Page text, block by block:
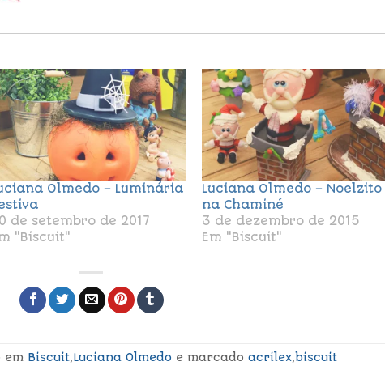
Olmedo – Luminária
de setembro de 2017
"Biscuit"
Luciana Olmedo – Noelzito
na Chaminé
3 de dezembro de 2015
Em "Biscuit"
em Biscuit,Luciana Olmedo e marcadoacrilex,biscuit